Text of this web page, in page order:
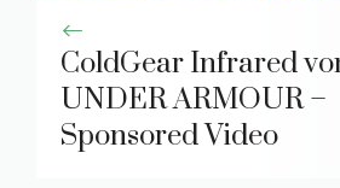
ColdGear Infrared
UNDER ARMOUR –
Sponsored Video